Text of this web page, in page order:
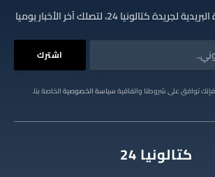
كتالونيا 24، لتصلك آخر الأخبار يوميا
توافق على شروطنا واتفاقيةسياسة الخصوصيةالخاصة بنا.
كتالونيا 24